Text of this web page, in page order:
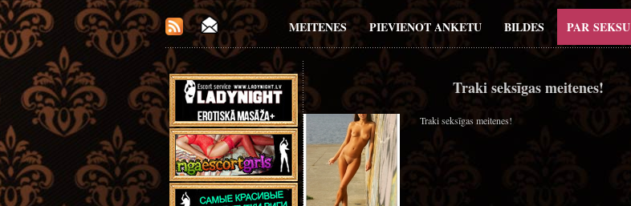
MEITENES PIEVIENOT ANKETU BILDES PAR SEKSU
Traki seksīgas meitenes!
Traki seksīgas meitenes!